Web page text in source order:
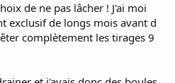
de ne pas lâcher ! J'ai moi
exclusif de longs mois avant d
complètement les tirages 9